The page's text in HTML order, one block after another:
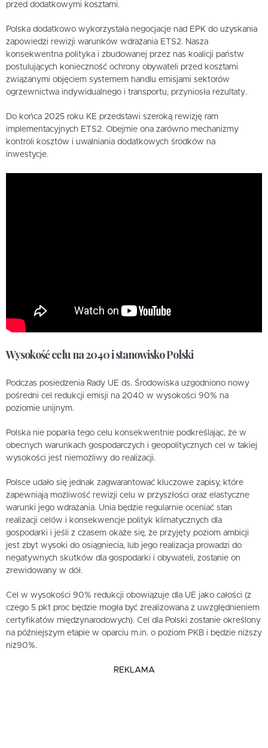
przed dodatkowymi kosztami.
Polska dodatkowo wykorzystała negocjacje nad EPK do uzyskania
zapowiedzi rewizji warunków wdrażania ETS2. Nasza
konsekwentna polityka i zbudowanej przez nas koalicji państw
postulujących konieczność ochrony obywateli przed kosztami
związanymi objęciem systemem handlu emisjami sektorów
ogrzewnictwa indywidualnego i transportu, przyniosła rezultaty.
Do końca 2025 roku KE przedstawi szeroką rewizję ram
implementacyjnych ETS2. Obejmie ona zarówno mechanizmy
kontroli kosztów i uwalniania dodatkowych środków na
inwestycje.
Wysokość celu na 2040 i stanowisko Polski
Podczas posiedzenia Rady UE ds. Środowiska uzgodniono nowy
pośredni cel redukcji emisji na 2040 w wysokości 90% na
poziomie unijnym.
Polska nie poparła tego celu konsekwentnie podkreślając, że w
obecnych warunkach gospodarczych i geopolitycznych cel w takiej
wysokości jest niemożliwy do realizacji.
Polsce udało się jednak zagwarantować kluczowe zapisy, które
zapewniają możliwość rewizji celu w przyszłości oraz elastyczne
warunki jego wdrażania. Unia będzie regularnie oceniać stan
realizacji celów i konsekwencje polityk klimatycznych dla
gospodarki i jeśli z czasem okaże się, że przyjęty poziom ambicji
jest zbyt wysoki do osiągniecia, lub jego realizacja prowadzi do
negatywnych skutków dla gospodarki i obywateli, zostanie on
zrewidowany w dół.
Cel w wysokości 90% redukcji obowiązuje dla UE jako całości (z
czego 5 pkt proc będzie mogła być zrealizowana z uwzględnieniem
certyfikatów międzynarodowych). Cel dla Polski zostanie określony
na późniejszym etapie w oparciu m.in. o poziom PKB i będzie niższy
niż90%.
REKLAMA